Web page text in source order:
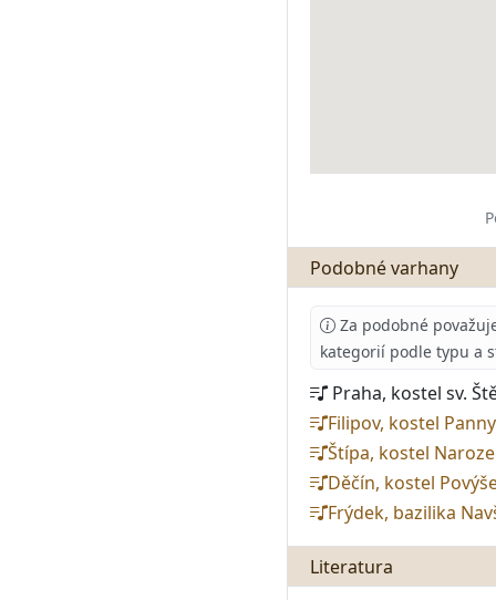
Podobné varhany
Za podobné
kategorií podle typu a
Praha, kostel sv.
Filipov, kostel
Štípa, kostel
Děčín, kostel
Frýdek, bazilika
Literatura